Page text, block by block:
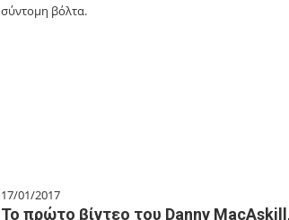
σύντομη βόλτα.
17/01/2017
Το πρώτο βίντεο του Danny